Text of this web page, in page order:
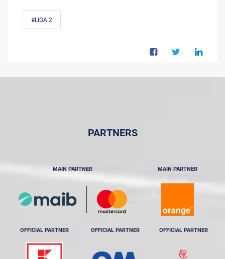
#LIGA 2
PARTNERS
MAIN PARTNER MAIN PARTNER
OFFICIAL PARTNER OFFICIAL PARTNER OFFICIAL PARTNER